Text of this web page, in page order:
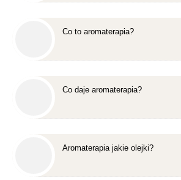
Co to aromaterapia?
Co daje aromaterapia?
Aromaterapia jakie olejki?